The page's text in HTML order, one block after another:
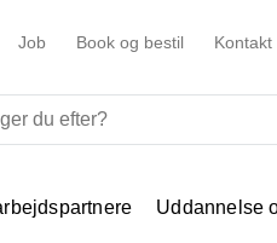
Job Book og bestil Kontakt
Uddannelse